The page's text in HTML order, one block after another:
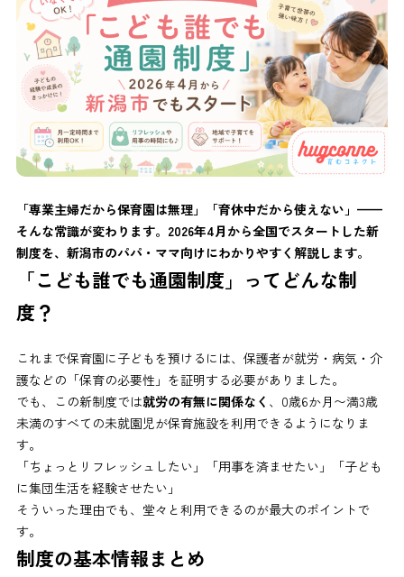
「専業主婦だから保育園は無理」「育休中だから使えない」——
そんな常識が変わります。2026年4月から全国でスタートした新
制度を、新潟市のパパ・ママ向けにわかりやすく解説します。
「こども誰でも通園制度」ってどんな制
度？
これまで保育園に子どもを預けるには、保護者が就労・病気・介
護などの「保育の必要性」を証明する必要がありました。
でも、この新制度では就労の有無に関係なく 、0歳6か月〜満3歳
未満のすべての未就園児が保育施設を利用できるようになりま
す。
「ちょっとリフレッシュしたい」「用事を済ませたい」「子ども
に集団生活を経験させたい」
そういった理由でも、堂々と利用できるのが最大のポイントで
す。
制度の基本情報まとめ